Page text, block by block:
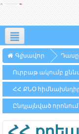
Հայերեն ‎(hy)‎
Գլխավոր
Ուրբաթ ակումբ
ՀՀ ՔՆՕ
Ընդլայնված որոնում